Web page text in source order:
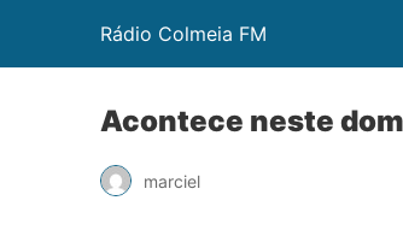
Rádio Colmeia FM
Acontece neste
marciel